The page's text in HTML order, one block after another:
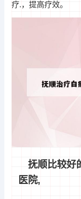
疗.，提高疗效。
抚顺比较好
医院,